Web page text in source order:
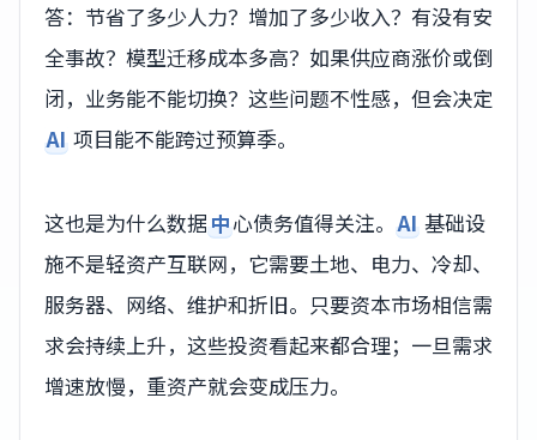
答：节省了多少人力？增加了多少收入？有没有安
全事故？模型迁移成本多高？如果供应商涨价或倒
闭，业务能不能切换？这些问题不性感，但会决定
AI 项目能不能跨过预算季。
这也是为什么数据中心债务值得关注。 AI 基础设
施不是轻资产互联网，它需要土地、电力、冷却、
服务器、网络、维护和折旧。只要资本市场相信需
求会持续上升，这些投资看起来都合理；一旦需求
增速放慢，重资产就会变成压力。